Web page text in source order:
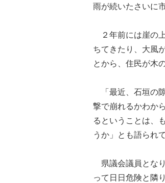
雨が続いたさいに
２年前には崖の
ちてきたり、大風
とから、住民が木
「最近、石垣の
撃で崩れるかわか
るということは、
うか」とも語られ
県議会議員とな
って日日危険と隣